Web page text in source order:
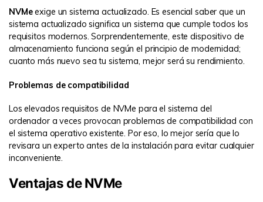
NVMe exige un sistema actualizado. Es esencial saber que un
sistema actualizado significa un sistema que cumple todos los
requisitos modernos. Sorprendentemente, este dispositivo de
almacenamiento funciona según el principio de modernidad;
cuanto más nuevo sea tu sistema, mejor será su rendimiento.
Problemas de compatibilidad
Los elevados requisitos de NVMe para el sistema del
ordenador a veces provocan problemas de compatibilidad con
el sistema operativo existente. Por eso, lo mejor sería que lo
revisara un experto antes de la instalación para evitar cualquier
inconveniente.
Ventajas de NVMe